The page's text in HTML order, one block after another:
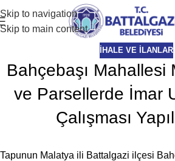
Skip to navigation
Skip to main content
İHALE VE İLANLAR
Bahçebaşı Mahallesi
ve Parsellerde İmar
Çalışması
Tapunun Malatya ili Battalgazi ilçesi